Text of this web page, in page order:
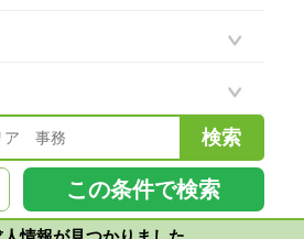
この条件で検索